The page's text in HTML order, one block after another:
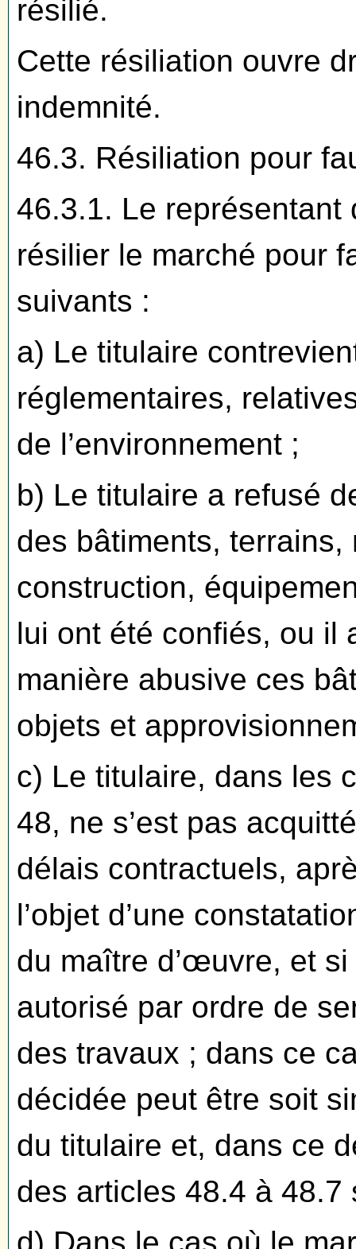
résilié.
Cette résiliation ouvre
indemnité.
46.3. Résiliation pour
46.3.1. Le
résilier le marché pour
suivants :
a) Le titulaire
réglementaires,
de l’environnement ;
b) Le titulaire a refusé
des bâtiments,
construction,
lui ont été confiés, ou il
manière abusive ces
objets et
c) Le titulaire, dans les
48, ne s’est pas
délais contractuels,
l’objet d’une
du maître d’œuvre, et
autorisé par ordre de
des travaux ; dans ce
décidée peut être soit
du titulaire et, dans ce
des articles 48.4 à 48.7